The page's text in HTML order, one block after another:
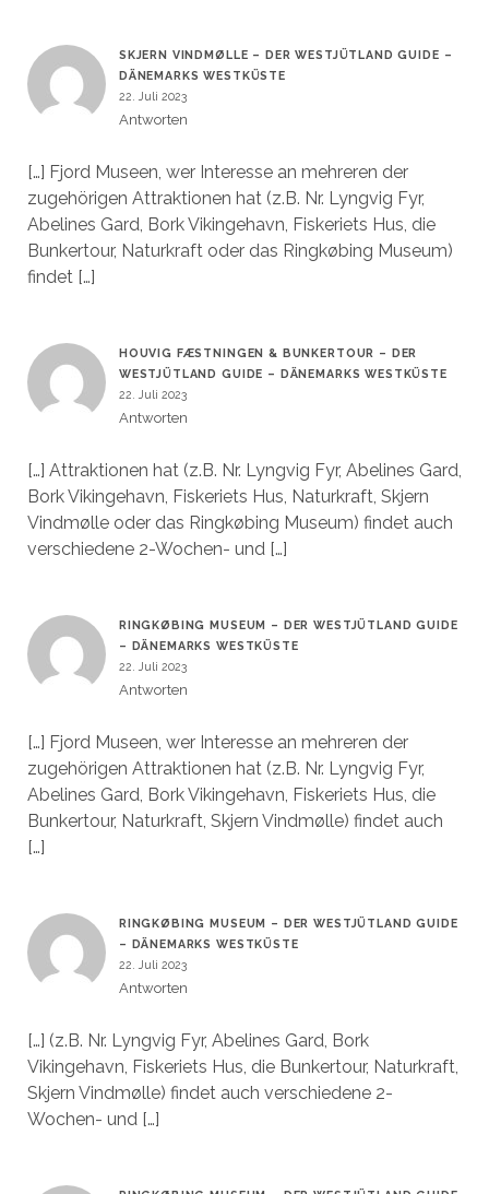
SKJERN VINDMØLLE – DER WESTJÜTLAND GUIDE –
DÄNEMARKS WESTKÜSTE
22. Juli 2023
Antworten
[…] Fjord Museen, wer Interesse an mehreren der
zugehörigen Attraktionen hat (z.B. Nr. Lyngvig Fyr,
Abelines Gard, Bork Vikingehavn, Fiskeriets Hus, die
Bunkertour, Naturkraft oder das Ringkøbing Museum)
findet […]
HOUVIG FÆSTNINGEN & BUNKERTOUR – DER
WESTJÜTLAND GUIDE – DÄNEMARKS WESTKÜSTE
22. Juli 2023
Antworten
[…] Attraktionen hat (z.B. Nr. Lyngvig Fyr, Abelines Gard,
Bork Vikingehavn, Fiskeriets Hus, Naturkraft, Skjern
Vindmølle oder das Ringkøbing Museum) findet auch
verschiedene 2-Wochen- und […]
RINGKØBING MUSEUM – DER WESTJÜTLAND GUIDE
– DÄNEMARKS WESTKÜSTE
22. Juli 2023
Antworten
[…] Fjord Museen, wer Interesse an mehreren der
zugehörigen Attraktionen hat (z.B. Nr. Lyngvig Fyr,
Abelines Gard, Bork Vikingehavn, Fiskeriets Hus, die
Bunkertour, Naturkraft, Skjern Vindmølle) findet auch
[…]
RINGKØBING MUSEUM – DER WESTJÜTLAND GUIDE
– DÄNEMARKS WESTKÜSTE
22. Juli 2023
Antworten
[…] (z.B. Nr. Lyngvig Fyr, Abelines Gard, Bork
Vikingehavn, Fiskeriets Hus, die Bunkertour, Naturkraft,
Skjern Vindmølle) findet auch verschiedene 2-
Wochen- und […]